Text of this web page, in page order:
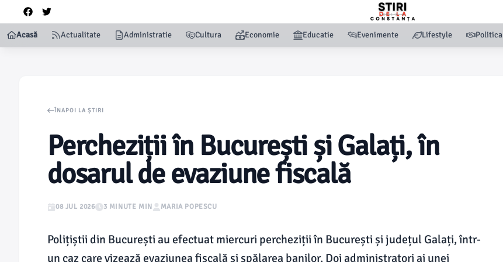
Acasă Actualitate Administratie Cultura Economie Educatie Evenimente Lifestyle Politica
ÎNAPOI LA ȘTIRI
Percheziții în București și Galați, în
dosarul de evaziune fiscală
08 JUL 2026 3 MINUTE MIN MARIA POPESCU
Polițiștii din București au efectuat miercuri percheziții în București și județul Galați, într-
un caz care vizează evaziunea fiscală și spălarea banilor. Doi administratori ai unei